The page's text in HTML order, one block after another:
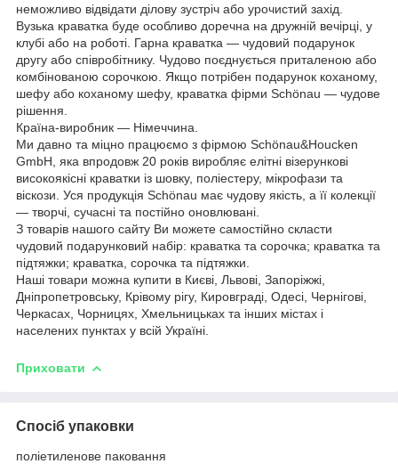
неможливо відвідати ділову зустріч або урочистий захід.
Вузька краватка буде особливо доречна на дружній вечірці, у
клубі або на роботі. Гарна краватка — чудовий подарунок
другу або співробітнику. Чудово поєднується приталеною або
комбінованою сорочкою. Якщо потрібен подарунок коханому,
шефу або коханому шефу, краватка фірми Schönau — чудове
рішення.
Країна-виробник — Німеччина.
Ми давно та міцно працюємо з фірмою Schönau&Houcken
GmbH, яка впродовж 20 років виробляє елітні візерункові
високоякісні краватки із шовку, поліестеру, мікрофази та
віскози. Уся продукція Schönau має чудову якість, а її колекції
— творчі, сучасні та постійно оновлювані.
З товарів нашого сайту Ви можете самостійно скласти
чудовий подарунковий набір: краватка та сорочка; краватка та
підтяжки; краватка, сорочка та підтяжки.
Наші товари можна купити в Києві, Львові, Запоріжжі,
Дніпропетровську, Крівому рігу, Кировграді, Одесі, Чернігові,
Черкасах, Чорницях, Хмельницьках та інших містах і
населених пунктах у всій Україні.
Приховати
Спосіб упаковки
поліетиленове паковання